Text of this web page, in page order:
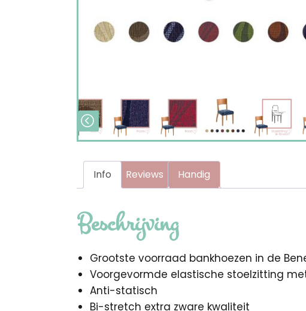
Info Reviews Handig
Beschrijving
Grootste voorraad bankhoezen in de
Voorgevormde elastische stoelzitting
Anti-statisch
Bi-stretch extra zware kwaliteit